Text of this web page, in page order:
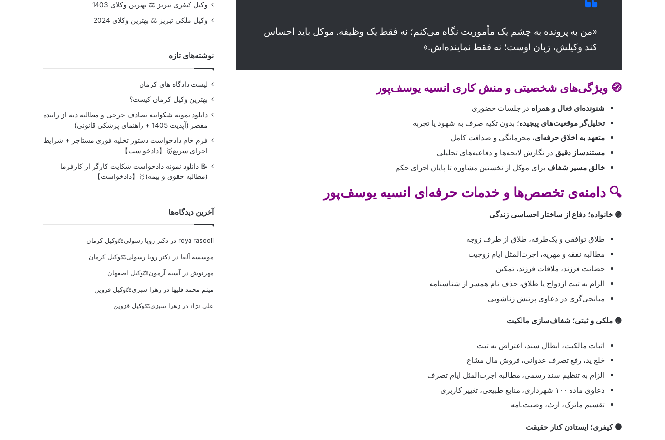
«من به پرونده به چشم یک مأموریت نگاه می‌کنم؛ نه فقط یک وظیفه. موکل باید احساس
کند وکیلش، زبان اوست؛ نه فقط نماینده‌اش.»
🧭 ویژگی‌های شخصیتی و منش کاری انسیه یوسف‌پور
شنونده‌ای فعال و همراه در جلسات حضوری
تحلیل‌گر موقعیت‌های پیچیده؛ بدون تکیه صرف به شهود یا تجربه
متعهد به اخلاق حرفه‌ای، محرمانگی و صداقت کامل
مستندساز دقیق در نگارش لایحه‌ها و دفاعیه‌های تحلیلی
خالق مسیر شفاف برای موکل از نخستین مشاوره تا پایان اجرای حکم
🔍 دامنه‌ی تخصص‌ها و خدمات حرفه‌ای انسیه یوسف‌پور
🟣 خانواده؛ دفاع از ساختار احساسی زندگی
طلاق توافقی و یک‌طرفه، طلاق از طرف زوجه
مطالبه نفقه و مهریه، اجرت‌المثل ایام زوجیت
حضانت فرزند، ملاقات فرزند، تمکین
الزام به ثبت ازدواج یا طلاق، حذف نام همسر از شناسنامه
میانجی‌گری در دعاوی پرتنش زناشویی
🟢 ملکی و ثبتی؛ شفاف‌سازی مالکیت
اثبات مالکیت، ابطال سند، اعتراض به ثبت
خلع ید، رفع تصرف عدوانی، فروش مال مشاع
الزام به تنظیم سند رسمی، مطالبه اجرت‌المثل ایام تصرف
دعاوی ماده ۱۰۰ شهرداری، منابع طبیعی، تغییر کاربری
تقسیم ماترک، ارث، وصیت‌نامه
🟠 کیفری؛ ایستادن کنار حقیقت
وکیل کیفری تبریز ⚖️ بهترین وکلای 1403
وکیل ملکی تبریز ⚖️ بهترین وکلای 2024
نوشته‌های تازه
لیست دادگاه های کرمان
بهترین وکیل کرمان کیست؟
دانلود نمونه شکواییه تصادف جرحی و مطالبه دیه از راننده
مقصر (آپدیت 1405 + راهنمای پزشکی قانونی)
فرم خام دادخواست دستور تخلیه فوری مستاجر + شرایط
اجرای سریع🥇【دادخواست】
📝 دانلود نمونه دادخواست شکایت کارگر از کارفرما
(مطالبه حقوق و بیمه)🥇【دادخواست】
آخرین دیدگاه‌ها
roya rasooli در دکتر رویا رسولی⚖️وکیل کرمان
موسسه آلفا در دکتر رویا رسولی⚖️وکیل کرمان
مهرنوش در آسیه آزمون⚖️وکیل اصفهان
میثم محمد قلیها درزهرا سبزی⚖️وکیل قزوین
علی نژاد درزهرا سبزی⚖️وکیل قزوین